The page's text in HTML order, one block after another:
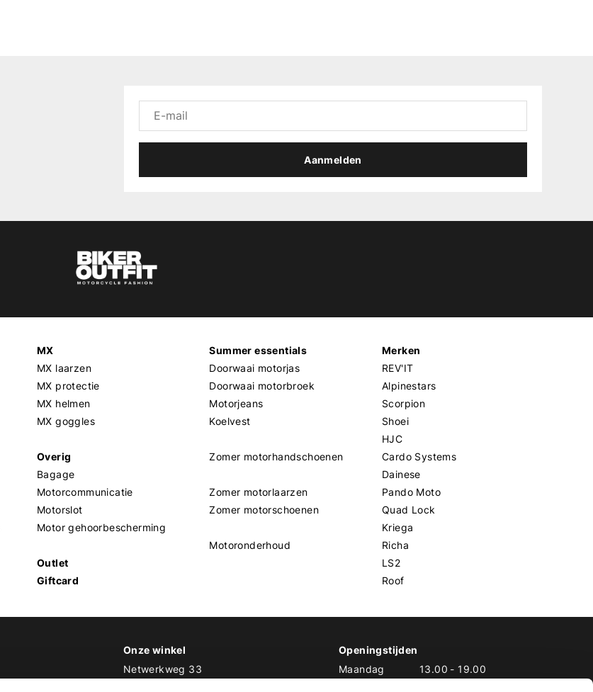
Aanmelden
MX
MX laarzen
MX protectie
MX helmen
MX goggles
Overig
Bagage
Motorcommunicatie
Motorslot
Motor gehoorbescherming
Outlet
Giftcard
Summer essentials
Doorwaai motorjas
Doorwaai motorbroek
Motorjeans
Koelvest
Zomer motorhandschoenen
Zomer motorlaarzen
Zomer motorschoenen
Motoronderhoud
Merken
REV'IT
Alpinestars
Scorpion
Shoei
HJC
Cardo Systems
Dainese
Pando Moto
Quad Lock
Kriega
Richa
LS2
Roof
Onze winkel
Netwerkweg 33
Openingstijden
Maandag
13.00 - 19.00